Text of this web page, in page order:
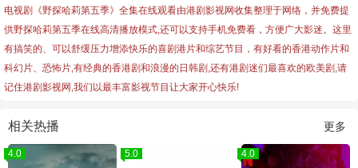
电视剧《野探哈莉第五季》全集在线观看由港剧影视网收集整理于网络，并免费提
供野探哈莉第五季在线高清播放模式,还可以支持手机免费看，方便广大影迷。这里
有搞笑的、可以舒缓压力增添快乐的喜剧港片和综艺节目，有好看的香港动作片和
科幻片、恐怖片,有经典的香港剧和浪漫的日韩剧,还有港剧迷们最喜欢的欧美剧,请
记住港剧影视网,我们以最丰富影视节目让大家开心快乐!
相关热播 更多
4.0 5.0 4.0